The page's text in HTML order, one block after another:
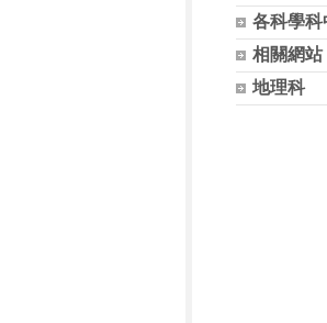
各科學科
相關網站
地理科